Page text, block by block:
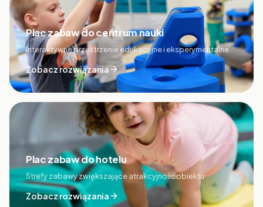
Plac zabaw do centrum nauki
Interaktywne przestrzenie edukacyjne i eksperymentalne
Zobacz rozwiązania
Plac zabaw do hotelu
Strefy zabawy zwiększające atrakcyjność obiektu
Zobacz rozwiązania